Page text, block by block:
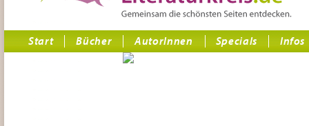
Start Bücher AutorInnen Specials Infos